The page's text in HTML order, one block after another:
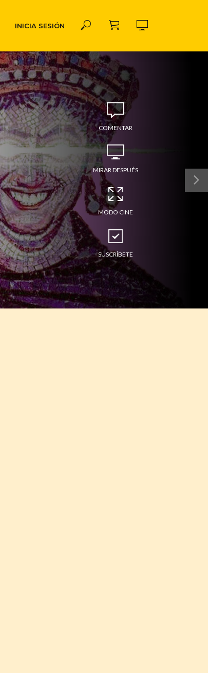
INICIA SESIÓN
COMENTAR
MIRAR DESPUÉS
MODO CINE
SUSCRÍBETE